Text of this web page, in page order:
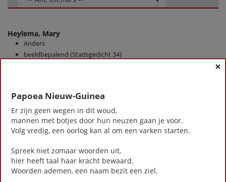
Heylema, Mary
Anders
beeldbepalend (Stadsgedicht 34)
De Haven van Zeist (Stadsgedicht 23)
Jonge vrouw met jas (Stadsgedicht 27)
Ketting van Johanna (Stadsgedicht 13)
Kiemkracht (stadsgedicht 21)
Lijstje
Minibieb (stadsgedicht 20)
Museumbezoek (stadsgedicht 6)
×
Papoea Nieuw-Guinea
Er zijn geen wegen in dit woud,
mannen met botjes door hun neuzen gaan je voor.
Volg vredig, een oorlog kan al om een varken starten.
Spreek niet zomaar woorden uit,
hier heeft taal haar kracht bewaard.
Woorden ademen, een naam bezit een ziel.